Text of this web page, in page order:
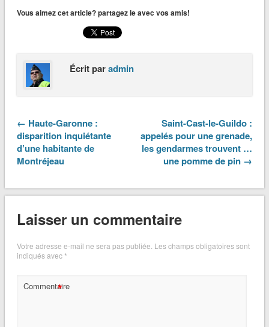
Vous aimez cet article? partagez le avec vos amis!
Écrit paradmin
← Haute-Garonne :
disparition inquiétante
d’une habitante de
Montréjeau
Saint-Cast-le-Guildo :
appelés pour une grenade,
les gendarmes trouvent …
une pomme de pin →
Laisser un commentaire
Votre adresse e-mail ne sera pas publiée. Les champs obligatoires sont
indiqués avec*
Commentaire
*